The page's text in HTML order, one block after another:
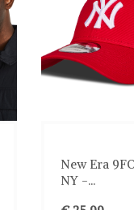
New Era
NY -...